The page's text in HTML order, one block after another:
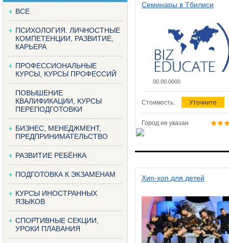
ВСЕ
ПСИХОЛОГИЯ. ЛИЧНОСТНЫЕ
КОМПЕТЕНЦИИ, РАЗВИТИЕ,
КАРЬЕРА
ПРОФЕССИОНАЛЬНЫЕ
КУРСЫ, КУРСЫ ПРОФЕССИЙ
ПОВЫШЕНИЕ
КВАЛИФИКАЦИИ, КУРСЫ
ПЕРЕПОДГОТОВКИ
БИЗНЕС, МЕНЕДЖМЕНТ,
ПРЕДПРИНИМАТЕЛЬСТВО
РАЗВИТИЕ РЕБЁНКА
ПОДГОТОВКА К ЭКЗАМЕНАМ
КУРСЫ ИНОСТРАННЫХ
ЯЗЫКОВ
СПОРТИВНЫЕ СЕКЦИИ,
УРОКИ ПЛАВАНИЯ
Семинары в Тбилиси
00.00.0000
Стоимость: Уточните
Город не указан
Хип-хоп для детей